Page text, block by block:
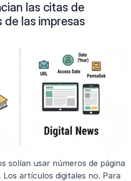
las citas de
las impresas
solían usar números de página
Los artículos digitales no. Para